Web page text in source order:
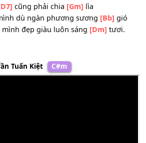
[Bb]người đi một[Dm]
sẽ còn gặp[A7] nhau
trong lòng giờ biệt[Dm]ly.
[D7]cũng phải chia
mình dù ngàn phương sương[Bb]